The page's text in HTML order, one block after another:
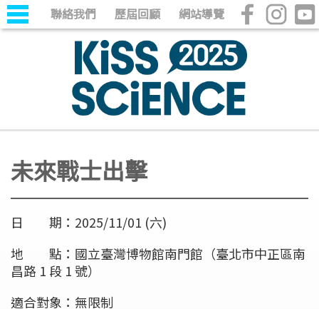
聯絡我們 歷屆回顧 網站導覽
未來戰士出擊
日 期：2025/11/01 (六)
地 點：國立臺灣博物館南門館（臺北市中正區南
昌路 1 段 1 號）
適合對象：無限制